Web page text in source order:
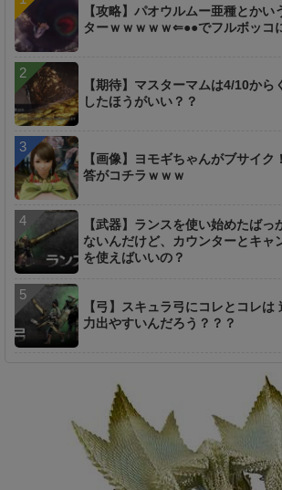
【攻略】パオウルムー亜種とかい
ターｗｗｗｗｗ⇐●●でフルボッコ
【期待】マスターマムは4/10から
したほうがいい？？
【画像】ヨモギちゃんがブサイ
答がコチラｗｗｗ
【武器】ランスを使い始めたばっ
ないんだけど、カウンターとキャ
を使えばいいの？
【弓】スキュラ弓にコレとコレは
力出やすいんだろう？？？